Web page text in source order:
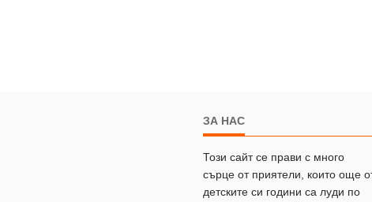
ЗА НАС
Този сайт се прави с много
сърце от приятели, които още
детските си години са луди по